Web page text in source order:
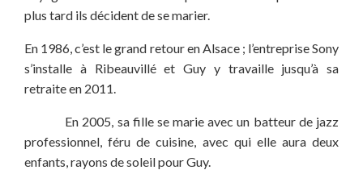
plus tard ils décident de se marier.
En 1986, c’est le grand retour en Alsace ; l’entreprise Sony
s’installe à Ribeauvillé et Guy y travaille jusqu’à sa
retraite en 2011.
En 2005, sa fille se marie avec un batteur de jazz
professionnel, féru de cuisine, avec qui elle aura deux
enfants, rayons de soleil pour Guy.